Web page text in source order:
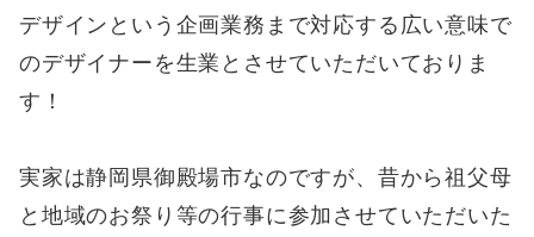
デザインという企画業務まで対応する広い意味で
のデザイナーを生業とさせていただいておりま
す！
実家は静岡県御殿場市なのですが、昔から祖父母
と地域のお祭り等の行事に参加させていただいた